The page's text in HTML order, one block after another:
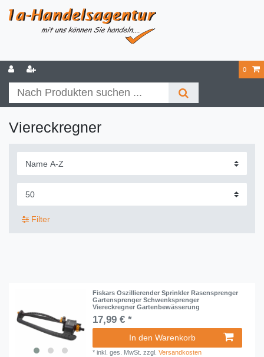
0
Viereckregner
Filter
Fiskars Oszillierender Sprinkler Rasensprenger
Gartensprenger Schwenksprenger
Viereckregner Gartenbewässerung
17,99 € *
In den Warenkorb
*inkl. ges. MwSt. zzgl.Versandkosten